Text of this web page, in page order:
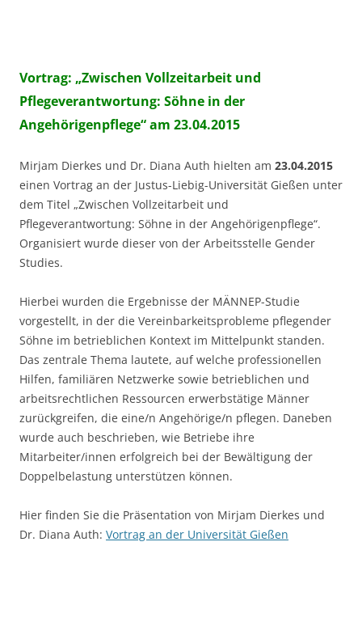
Vortrag: „Zwischen Vollzeitarbeit und
Pflegeverantwortung: Söhne in der
Angehörigenpflege“ am 23.04.2015
Mirjam Dierkes und Dr. Diana Auth hielten am 23.04.2015
einen Vortrag an der Justus-Liebig-Universität Gießen unter
dem Titel „Zwischen Vollzeitarbeit und
Pflegeverantwortung: Söhne in der Angehörigenpflege“.
Organisiert wurde dieser von der Arbeitsstelle Gender
Studies.
Hierbei wurden die Ergebnisse der MÄNNEP-Studie
vorgestellt, in der die Vereinbarkeitsprobleme pflegender
Söhne im betrieblichen Kontext im Mittelpunkt standen.
Das zentrale Thema lautete, auf welche professionellen
Hilfen, familiären Netzwerke sowie betrieblichen und
arbeitsrechtlichen Ressourcen erwerbstätige Männer
zurückgreifen, die eine/n Angehörige/n pflegen. Daneben
wurde auch beschrieben, wie Betriebe ihre
Mitarbeiter/innen erfolgreich bei der Bewältigung der
Doppelbelastung unterstützen können.
Hier finden Sie die Präsentation von Mirjam Dierkes und
Dr. Diana Auth: Vortrag an der Universität Gießen